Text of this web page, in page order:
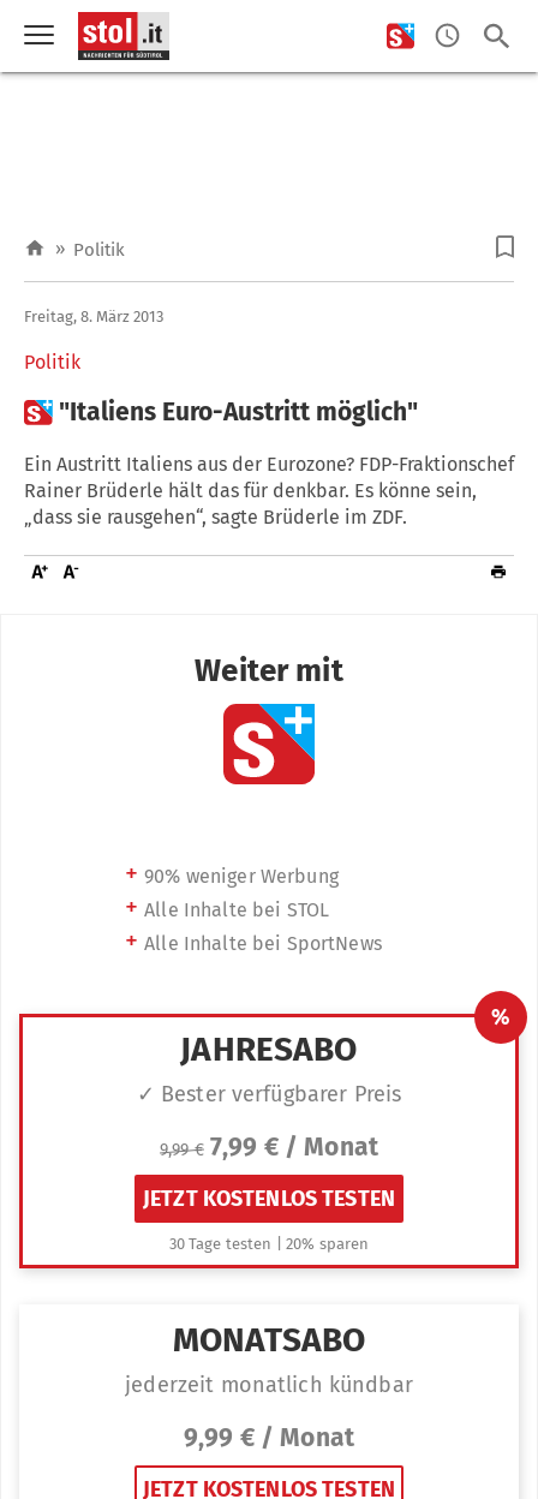
» Politik
Politik
Freitag, 8. März 2013
 "Italiens Euro-Austritt möglich"
Ein Austritt Italiens aus der Eurozone? FDP-Fraktionschef
Rainer Brüderle hält das für denkbar. Es könne sein,
„dass sie rausgehen“, sagte Brüderle im ZDF.